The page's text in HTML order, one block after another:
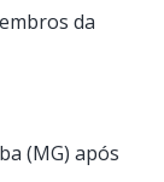
da
(MG) após